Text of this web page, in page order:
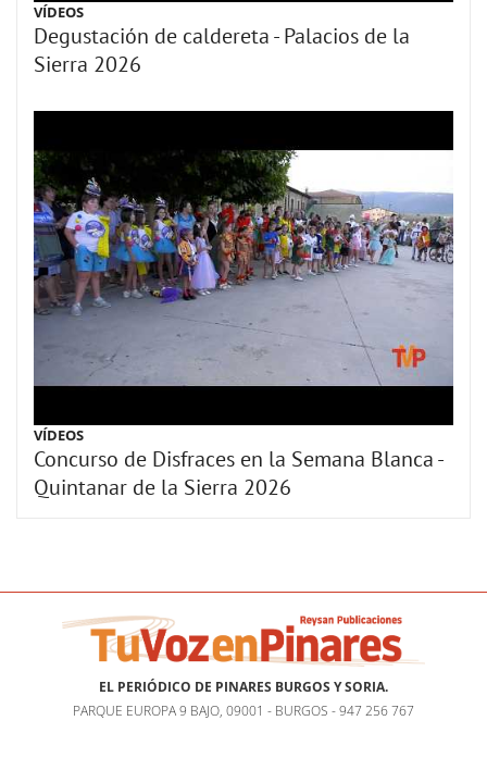
VÍDEOS
Degustación de caldereta - Palacios de la
Sierra 2026
VÍDEOS
Concurso de Disfraces en la Semana Blanca -
Quintanar de la Sierra 2026
EL PERIÓDICO DE PINARES BURGOS Y SORIA.
PARQUE EUROPA 9 BAJO, 09001 - BURGOS - 947 256 767